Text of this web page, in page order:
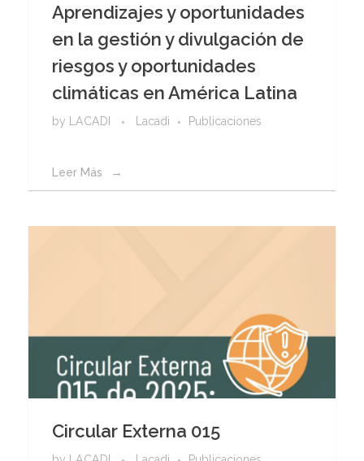
Aprendizajes y oportunidades
en la gestión y divulgación de
riesgos y oportunidades
climáticas en América Latina
by LACADI Lacadi Publicaciones
Leer Más
Circular Externa 015